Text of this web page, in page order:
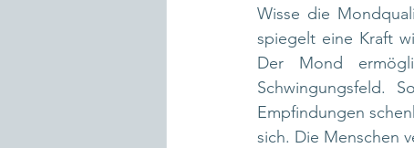
Wisse die
spiegelt eine Kraft
Der Mond
Schwingungsfeld.
Empfindungen
sich. Die Menschen